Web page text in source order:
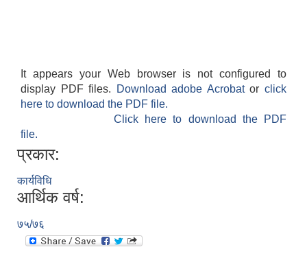
It appears your Web browser is not configured to
display PDF files.
Download adobe Acrobatorclick
here to download the PDF file.
Click here to download the PDF
file.
प्रकार:
कार्यविधि
आर्थिक वर्ष:
७५/७६